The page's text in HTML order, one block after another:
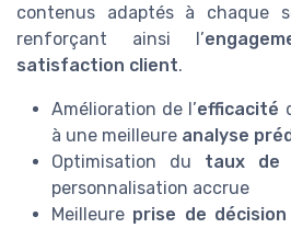
contenus adaptés à chaque
renforçant ainsi l’
satisfaction client.
Amélioration de l’efficacité
à une meilleure analyse
Optimisation du taux de
personnalisation accrue
Meilleure prise de décision